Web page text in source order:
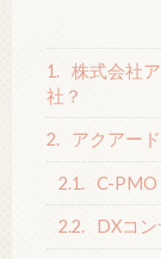
1. 株式会社
社？
2. アクアー
2.1. C-PMO
2.2. DXコ